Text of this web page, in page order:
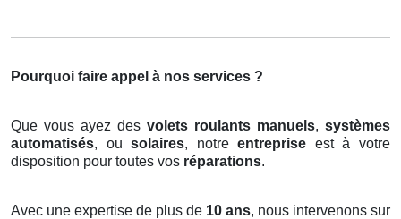
Pourquoi faire appel à nos services ?
Que vous ayez des volets roulants manuels, systèmes
automatisés, ousolaires, notreentreprise est à votre
disposition pour toutes vos réparations.
Avec une expertise de plus de 10 ans, nous intervenons sur